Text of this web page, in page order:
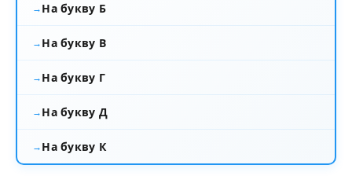
На букву Б
На букву В
На букву Г
На букву Д
На букву К